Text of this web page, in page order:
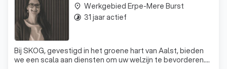
Bij SKOG, gevestigd in het groene hart van Aalst, bieden
we een scala aan diensten om uw welzijn te bevorderen.
place Werkgebied Erpe-Mere Burst
timelapse 31 jaar actief